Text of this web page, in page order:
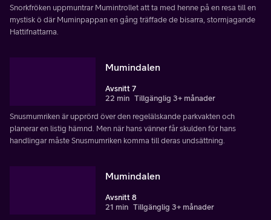
Snorkfröken uppmuntrar Mumintrollet att ta med henne på en resa till en
mystisk ö där Muminpappan en gång träffade de bisarra, stormjagande
Hattifnattarna.
Mumindalen
Avsnitt 7
22 min Tillgänglig 3+ månader
Snusmumriken är upprörd över den regelälskande parkvakten och
planerar en listig hämnd. Men när hans vänner får skulden för hans
handlingar måste Snusmumriken komma till deras undsättning.
Mumindalen
Avsnitt 8
21 min Tillgänglig 3+ månader